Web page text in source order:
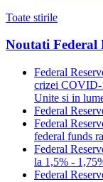
Toate stirile
Noutati Federal
Federal
crizei COVID-
Unite si in
Federal
Federal
federal funds
Federal
la 1,5% -
Federal